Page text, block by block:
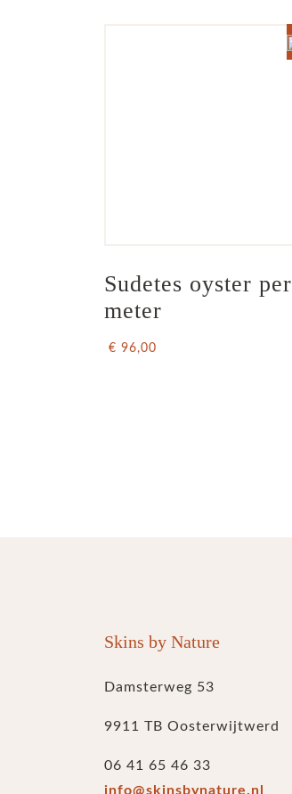
Sudetes oyster per
meter
€ 96,00
Skins by Nature
Damsterweg 53
9911 TB Oosterwijtwerd
06 41 65 46 33
info@skinsbynature.nl